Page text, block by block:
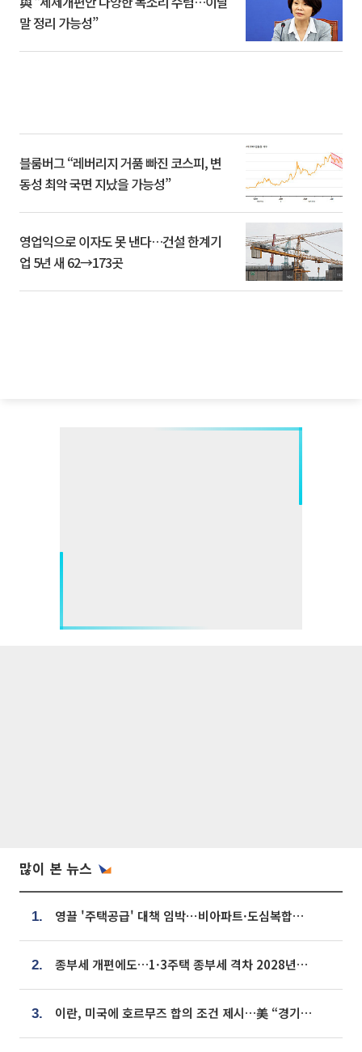
말 정리 가능성”
블룸버그 “레버리지 거품 빠진 코스피, 변
동성 최악 국면 지났을 가능성”
영업익으로 이자도 못 낸다…건설 한계기
업 5년 새 62→173곳
많이 본 뉴스
1. 영끌 '주택공급' 대책 임박⋯비아파트·도심복합까지 총동원
2. 종부세 개편에도…1·3주택 종부세 격차 2028년부터 확대
3. 이란, 미국에 호르무즈 합의 조건 제시…美 “경기 아직 안 끝나” [종합]